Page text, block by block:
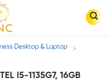
Desktop & Laptop /
I5-1135G7, 16GB